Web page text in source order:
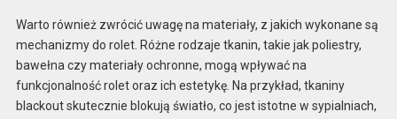
Warto również zwrócić uwagę na materiały, z jakich wykonane są
mechanizmy do rolet. Różne rodzaje tkanin, takie jak poliestry,
bawełna czy materiały ochronne, mogą wpływać na
funkcjonalność rolet oraz ich estetykę. Na przykład, tkaniny
blackout skutecznie blokują światło, co jest istotne w sypialniach,